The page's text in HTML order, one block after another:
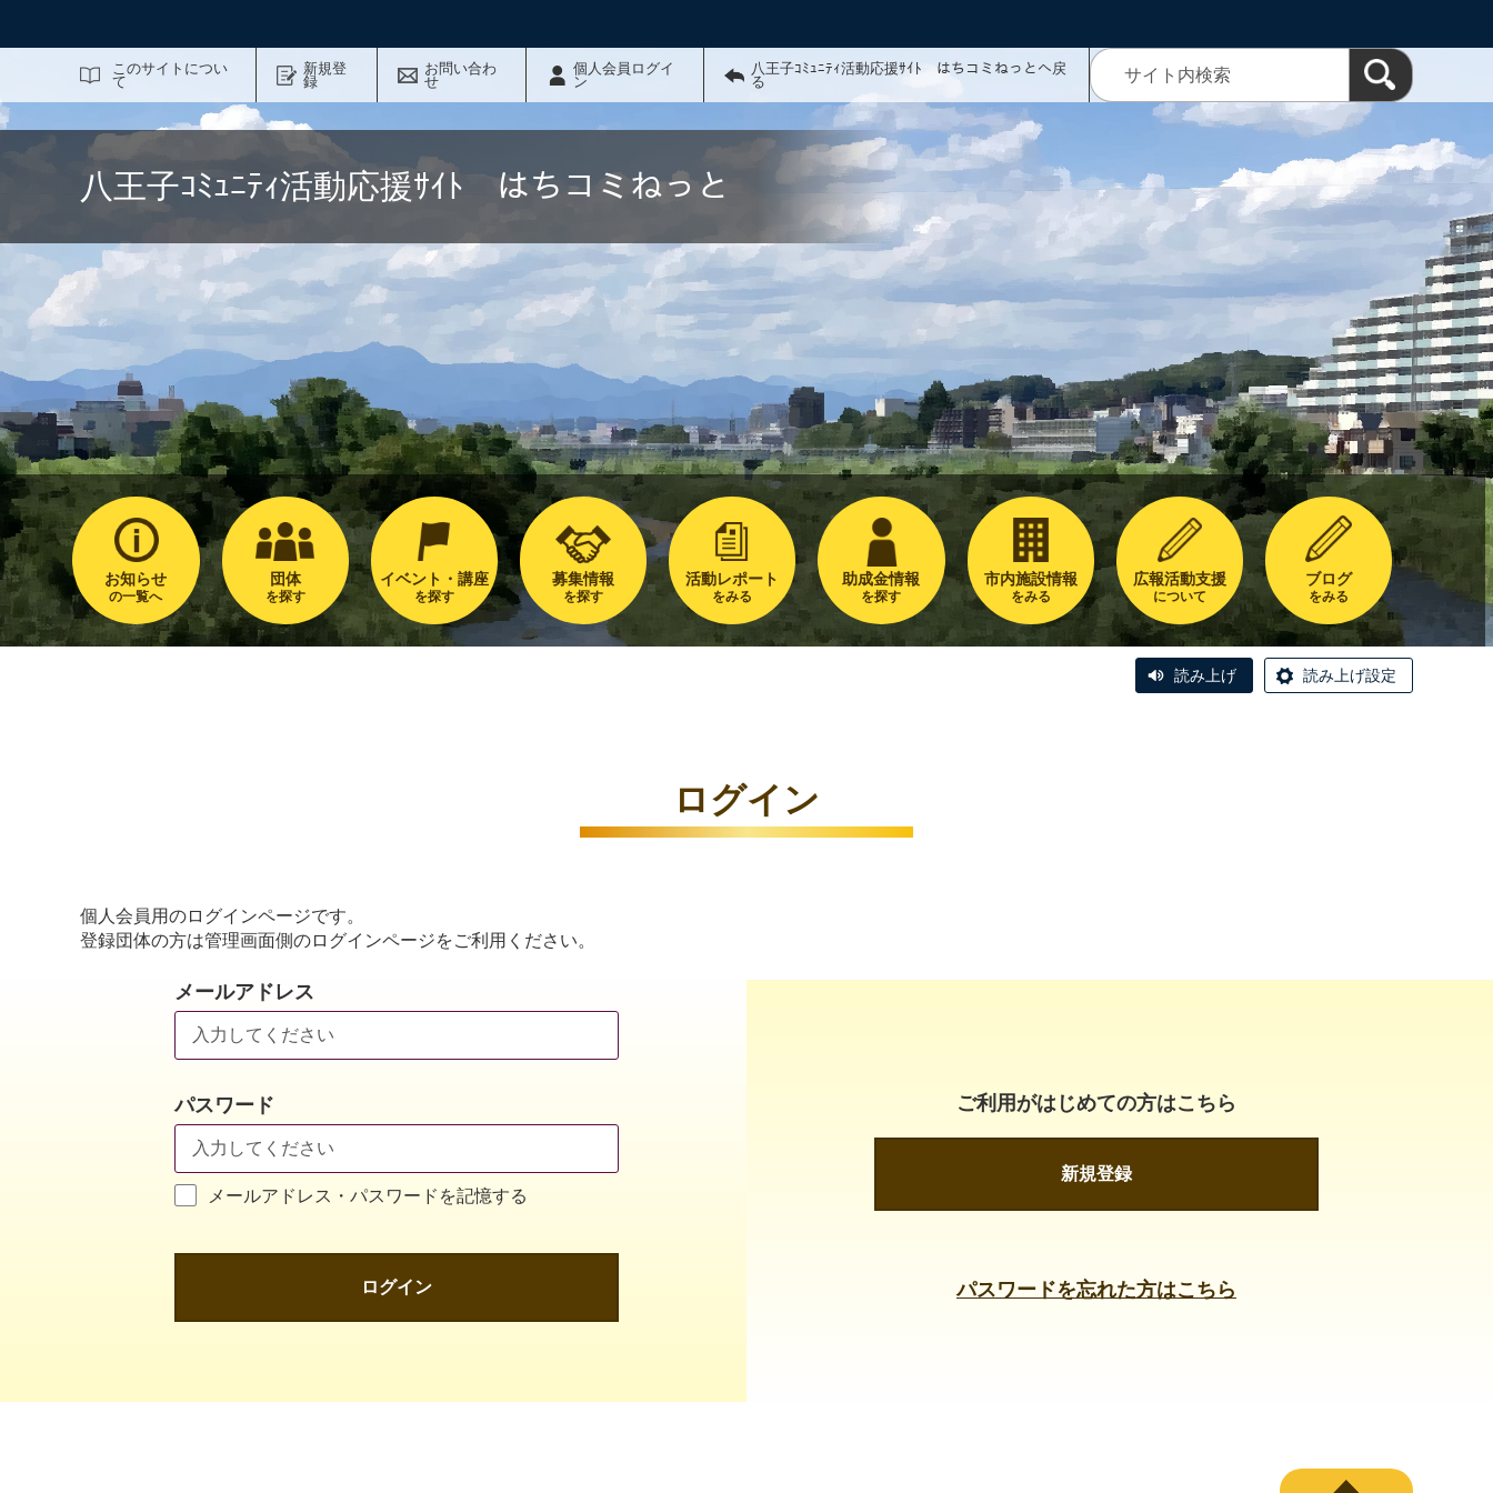
このサイトについ
て
新規登
録
お問い合わ
せ
個人会員ログイ
ン
八王子ｺﾐｭﾆﾃｨ活動応援ｻｲﾄ はちコミねっとへ戻
る
八王子ｺﾐｭﾆﾃｨ活動応援ｻｲﾄ はちコミねっと
お知らせ
の一覧へ
団体
を探す
イベント・講座
を探す
募集情報
を探す
活動レポート
をみる
助成金情報
を探す
市内施設情報
をみる
広報活動支援
について
ブログ
をみる
読み上げ 読み上げ設定
ログイン
個人会員用のログインページです。
登録団体の方は管理画面側のログインページをご利用ください。
メールアドレス
パスワード
メールアドレス・パスワードを記憶する
ログイン
ご利用がはじめての方はこちら
新規登録
パスワードを忘れた方はこちら